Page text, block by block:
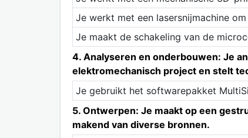
Je werkt met een lasersnijmachine
Je maakt de schakeling van de
4. Analyseren en onderbouwen: Je
elektromechanisch project en stelt
Je gebruikt het softwarepakket
5. Ontwerpen: Je maakt op een
makend van diverse bronnen.